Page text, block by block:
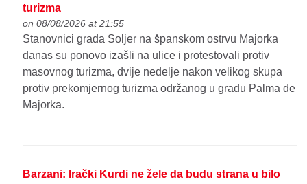
turizma
on 08/08/2026 at 21:55
Stanovnici grada Soljer na španskom ostrvu Majorka
danas su ponovo izašli na ulice i protestovali protiv
masovnog turizma, dvije nedelje nakon velikog skupa
protiv prekomjernog turizma održanog u gradu Palma de
Majorka.
Barzani: Irački Kurdi ne žele da budu strana u bilo